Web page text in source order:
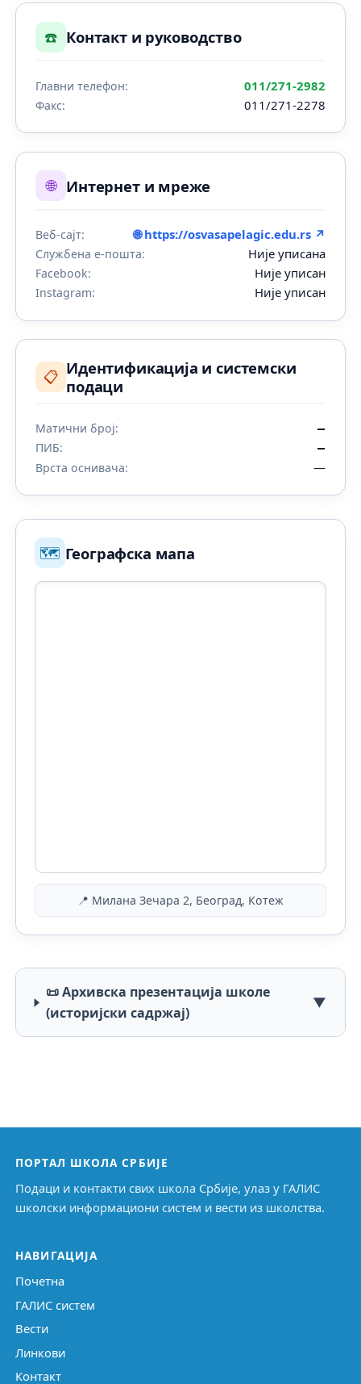
☎️ Контакт и руководство
Главни телефон: 011/271-2982
Факс: 011/271-2278
🌐 Интернет и мреже
Веб-сајт: 🌐 https://osvasapelagic.edu.rs ↗
Службена е-пошта: Није уписана
Facebook: Није уписан
Instagram: Није уписан
📋 Идентификација и системски
подаци
Матични број: —
ПИБ: —
Врста оснивача: —
🗺️ Географска мапа
📍 Милана Зечара 2, Београд, Котеж
📜 Архивска презентација школе
(историјски садржај)
▼
ПОРТАЛ ШКОЛА СРБИЈЕ
Подаци и контакти свих школа Србије, улаз у ГАЛИС
школски информациони систем и вести из школства.
НАВИГАЦИЈА
Почетна
ГАЛИС систем
Вести
Линкови
Контакт